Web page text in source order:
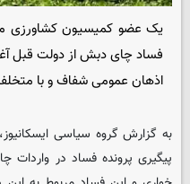
یک عضو کمیسیون کشاورزی
فساد چای دبش از دولت قبل
اذهان عمومی شفاف و با
به گزارش گروه سیاسی ایسکانیوز
پیگیری پرونده فساد در واردات